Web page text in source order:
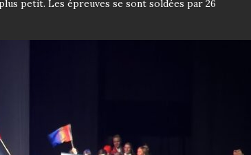
petit. Les épreuves se sont soldées par 26